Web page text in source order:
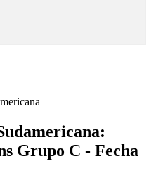
Grupo C - Fecha